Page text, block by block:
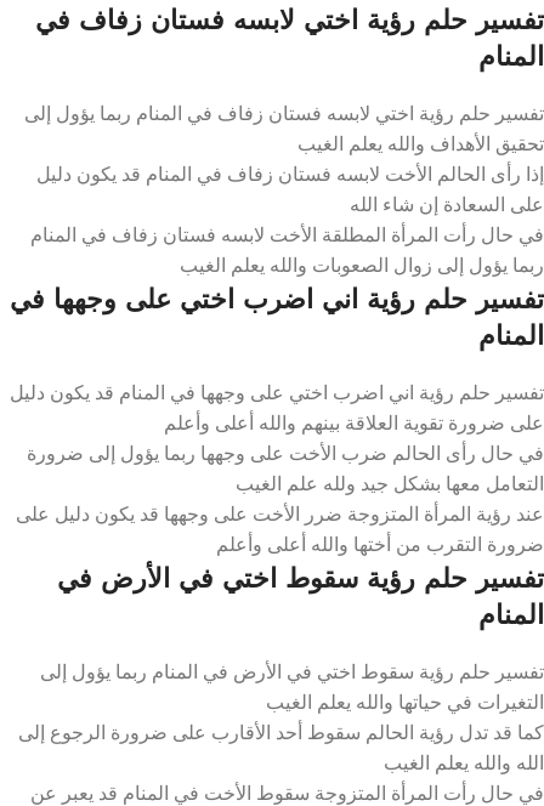
تفسير حلم رؤية اختي لابسه فستان زفاف في
المنام
تفسير حلم رؤية اختي لابسه فستان زفاف في المنام ربما يؤول إلى
تحقيق الأهداف والله يعلم الغيب
إذا رأى الحالم الأخت لابسه فستان زفاف في المنام قد يكون دليل
على السعادة إن شاء الله
في حال رأت المرأة المطلقة الأخت لابسه فستان زفاف في المنام
ربما يؤول إلى زوال الصعوبات والله يعلم الغيب
تفسير حلم رؤية اني اضرب اختي على وجهها في
المنام
تفسير حلم رؤية اني اضرب اختي على وجهها في المنام قد يكون دليل
على ضرورة تقوية العلاقة بينهم والله أعلى وأعلم
في حال رأى الحالم ضرب الأخت على وجهها ربما يؤول إلى ضرورة
التعامل معها بشكل جيد ولله علم الغيب
عند رؤية المرأة المتزوجة ضرر الأخت على وجهها قد يكون دليل على
ضرورة التقرب من أختها والله أعلى وأعلم
تفسير حلم رؤية سقوط اختي في الأرض في
المنام
تفسير حلم رؤية سقوط اختي في الأرض في المنام ربما يؤول إلى
التغيرات في حياتها والله يعلم الغيب
كما قد تدل رؤية الحالم سقوط أحد الأقارب على ضرورة الرجوع إلى
الله والله يعلم الغيب
في حال رأت المرأة المتزوجة سقوط الأخت في المنام قد يعبر عن